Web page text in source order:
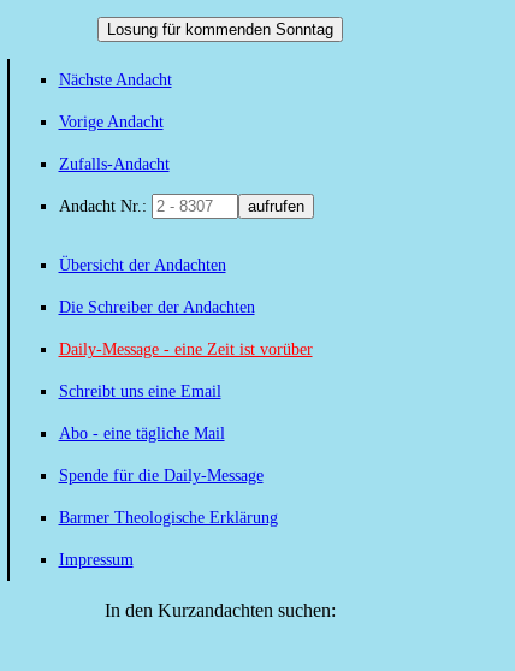
Losung für kommenden Sonntag
Nächste Andacht
Vorige Andacht
Zufalls-Andacht
Andacht Nr.: aufrufen
Übersicht der Andachten
Die Schreiber der Andachten
Daily-Message - eine Zeit ist vorüber
Schreibt uns eine Email
Abo - eine tägliche Mail
Spende für die Daily-Message
Barmer Theologische Erklärung
Impressum
In den Kurzandachten suchen: